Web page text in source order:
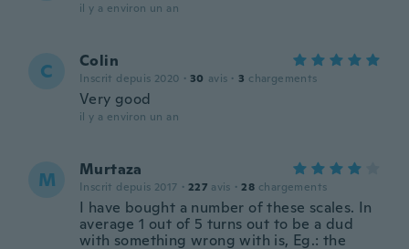
il y a environ un an
C Colin
Inscrit depuis 2020 · 30 avis · 3 chargements
Very good
il y a environ un an
M Murtaza
Inscrit depuis 2017 · 227 avis · 28 chargements
I have bought a number of these scales. In
average 1 out of 5 turns out to be a dud
with something wrong with is, Eg.: the